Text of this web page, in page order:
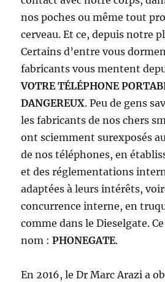
nos poches ou même tout
cerveau. Et ce, depuis notre
Certains d’entre vous
fabricants vous mentent
VOTRE TÉLÉPHONE
DANGEREUX. Peu de gens
les fabricants de nos chers
ont sciemment surexposés
de nos téléphones, en
et des réglementations
adaptées à leurs intérêts,
concurrence interne, en
comme dans le Dieselgate.
nom :PHONEGATE.
En 2016, le Dr Marc Arazi a